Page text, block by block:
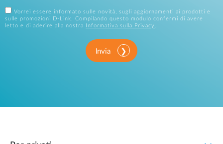
Vorrei essere informato sulle novità, sugli aggiornamenti ai prodotti e
sulle promozioni D-Link. Compilando questo modulo confermi di avere
letto e di aderire alla nostra
Informativa sulla Privacy .
Invia